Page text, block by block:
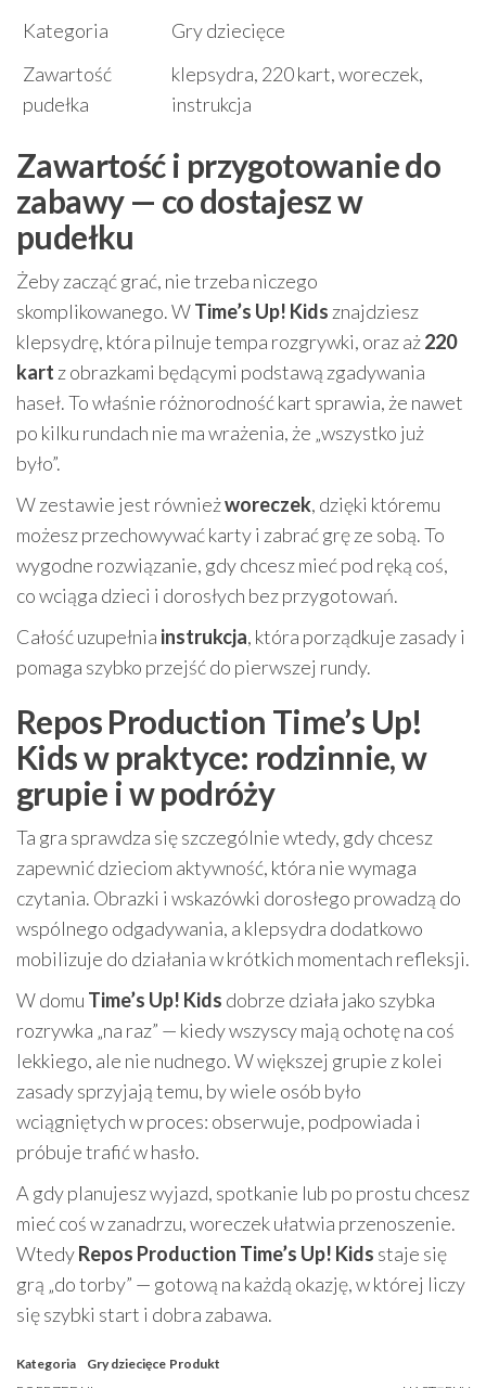
Kategoria
Gry dziecięce
Zawartość
pudełka
klepsydra, 220 kart, woreczek,
instrukcja
Zawartość i przygotowanie do
zabawy — co dostajesz w
pudełku
Żeby zacząć grać, nie trzeba niczego
skomplikowanego. WTime’s Up! Kids znajdziesz
klepsydrę, która pilnuje tempa rozgrywki, oraz aż220
kart z obrazkami będącymi podstawą zgadywania
haseł. To właśnie różnorodność kart sprawia, że nawet
po kilku rundach nie ma wrażenia, że „wszystko już
było”.
W zestawie jest równieżworeczek, dzięki któremu
możesz przechowywać karty i zabrać grę ze sobą. To
wygodne rozwiązanie, gdy chcesz mieć pod ręką coś,
co wciąga dzieci i dorosłych bez przygotowań.
Całość uzupełnia instrukcja, która porządkuje zasady i
pomaga szybko przejść do pierwszej rundy.
Repos Production Time’s Up!
Kids w praktyce: rodzinnie, w
grupie i w podróży
Ta gra sprawdza się szczególnie wtedy, gdy chcesz
zapewnić dzieciom aktywność, która nie wymaga
czytania. Obrazki i wskazówki dorosłego prowadzą do
wspólnego odgadywania, a klepsydra dodatkowo
mobilizuje do działania w krótkich momentach refleksji.
W domu Time’s Up! Kids dobrze działa jako szybka
rozrywka „na raz” — kiedy wszyscy mają ochotę na coś
lekkiego, ale nie nudnego. W większej grupie z kolei
zasady sprzyjają temu, by wiele osób było
wciągniętych w proces: obserwuje, podpowiada i
próbuje trafić w hasło.
A gdy planujesz wyjazd, spotkanie lub po prostu chcesz
mieć coś w zanadrzu, woreczek ułatwia przenoszenie.
WtedyRepos Production Time’s Up! Kids staje się
grą „do torby” — gotową na każdą okazję, w której liczy
się szybki start i dobra zabawa.
Kategoria Gry dziecięce Produkt